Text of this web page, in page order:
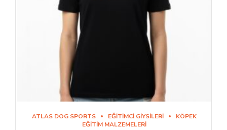
ATLAS DOG SPORTS EĞITIMCI GIYSILERI
KÖPEK
EĞITIM MALZEMELERI